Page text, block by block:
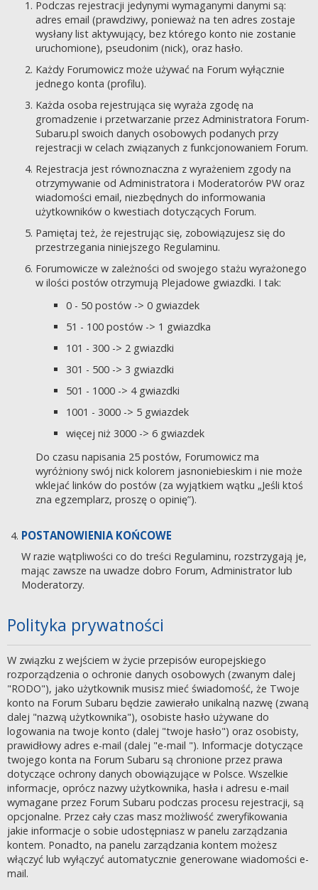
Podczas rejestracji jedynymi wymaganymi danymi są:
adres email (prawdziwy, ponieważ na ten adres zostaje
wysłany list aktywujący, bez którego konto nie zostanie
uruchomione), pseudonim (nick), oraz hasło.
Każdy Forumowicz może używać na Forum wyłącznie
jednego konta (profilu).
Każda osoba rejestrująca się wyraża zgodę na
gromadzenie i przetwarzanie przez Administratora Forum-
Subaru.pl swoich danych osobowych podanych przy
rejestracji w celach związanych z funkcjonowaniem Forum.
Rejestracja jest równoznaczna z wyrażeniem zgody na
otrzymywanie od Administratora i Moderatorów PW oraz
wiadomości email, niezbędnych do informowania
użytkowników o kwestiach dotyczących Forum.
Pamiętaj też, że rejestrując się, zobowiązujesz się do
przestrzegania niniejszego Regulaminu.
Forumowicze w zależności od swojego stażu wyrażonego
w ilości postów otrzymują Plejadowe gwiazdki. I tak:
0 - 50 postów -> 0 gwiazdek
51 - 100 postów -> 1 gwiazdka
101 - 300 -> 2 gwiazdki
301 - 500 -> 3 gwiazdki
501 - 1000 -> 4 gwiazdki
1001 - 3000 -> 5 gwiazdek
więcej niż 3000 -> 6 gwiazdek
Do czasu napisania 25 postów, Forumowicz ma
wyróżniony swój nick kolorem jasnoniebieskim i nie może
wklejać linków do postów (za wyjątkiem wątku „Jeśli ktoś
zna egzemplarz, proszę o opinię”).
POSTANOWIENIA KOŃCOWE
W razie wątpliwości co do treści Regulaminu, rozstrzygają je,
mając zawsze na uwadze dobro Forum, Administrator lub
Moderatorzy.
Polityka prywatności
W związku z wejściem w życie przepisów europejskiego
rozporządzenia o ochronie danych osobowych (zwanym dalej
"RODO"), jako użytkownik musisz mieć świadomość, że Twoje
konto na Forum Subaru będzie zawierało unikalną nazwę (zwaną
dalej "nazwą użytkownika"), osobiste hasło używane do
logowania na twoje konto (dalej "twoje hasło") oraz osobisty,
prawidłowy adres e-mail (dalej "e-mail "). Informacje dotyczące
twojego konta na Forum Subaru są chronione przez prawa
dotyczące ochrony danych obowiązujące w Polsce. Wszelkie
informacje, oprócz nazwy użytkownika, hasła i adresu e-mail
wymagane przez Forum Subaru podczas procesu rejestracji, są
opcjonalne. Przez cały czas masz możliwość zweryfikowania
jakie informacje o sobie udostępniasz w panelu zarządzania
kontem. Ponadto, na panelu zarządzania kontem możesz
włączyć lub wyłączyć automatycznie generowane wiadomości e-
mail.